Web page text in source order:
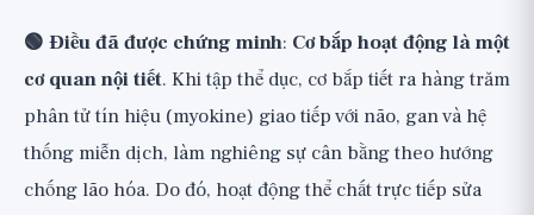
🟢 Điều đã được chứng minh: Cơ bắp hoạt động là một
cơ quan nội tiết. Khi tập thể dục, cơ bắp tiết ra hàng trăm
phân tử tín hiệu (myokine) giao tiếp với não, gan và hệ
thống miễn dịch, làm nghiêng sự cân bằng theo hướng
chống lão hóa. Do đó, hoạt động thể chất trực tiếp sửa